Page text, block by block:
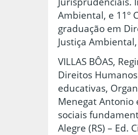
Ambiental, e 11º
graduação em
Justiça
VILLAS BÔAS,
Direitos
educativas,
Menegat Antonio
sociais
Alegre (RS) – Ed.